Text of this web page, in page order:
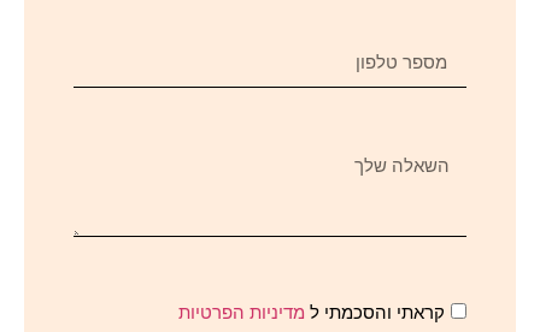
קראתי והסכמתי ל מדיניות הפרטיות